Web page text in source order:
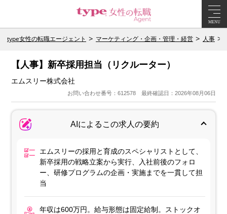
MENU
type女性の転職エージェント マーケティング・企画・管理・経営 人事
【人事】新卒採用担当（リクルーター）
エムスリー株式会社
お問い合わせ番号：612578 最終確認日：2026年08月06日
AIによるこの求人の要約
エムスリーの採用と育成のスペシャリストとして、
新卒採用の戦略立案から実行、入社前後のフォロ
ー、研修プログラムの企画・実施までを一貫して担
当
年収は600万円。給与形態は固定給制。ストックオ